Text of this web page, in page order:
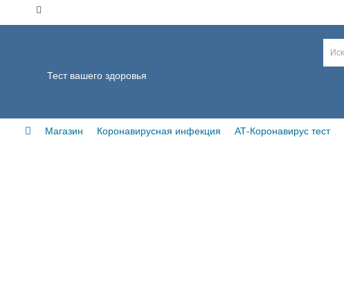
Тест вашего здоровья
Магазин Коронавирусная инфекция АТ-Коронавирус тест